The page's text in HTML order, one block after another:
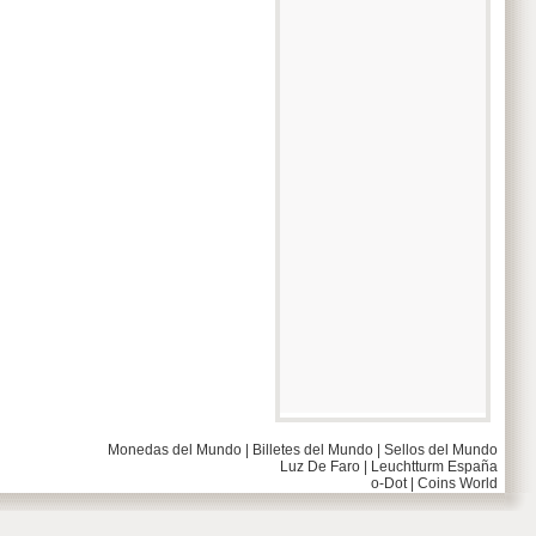
Monedas del Mundo Billetes del Mundo
Sellos del Mundo
Luz De Faro
Leuchtturm España
o-Dot| Coins World